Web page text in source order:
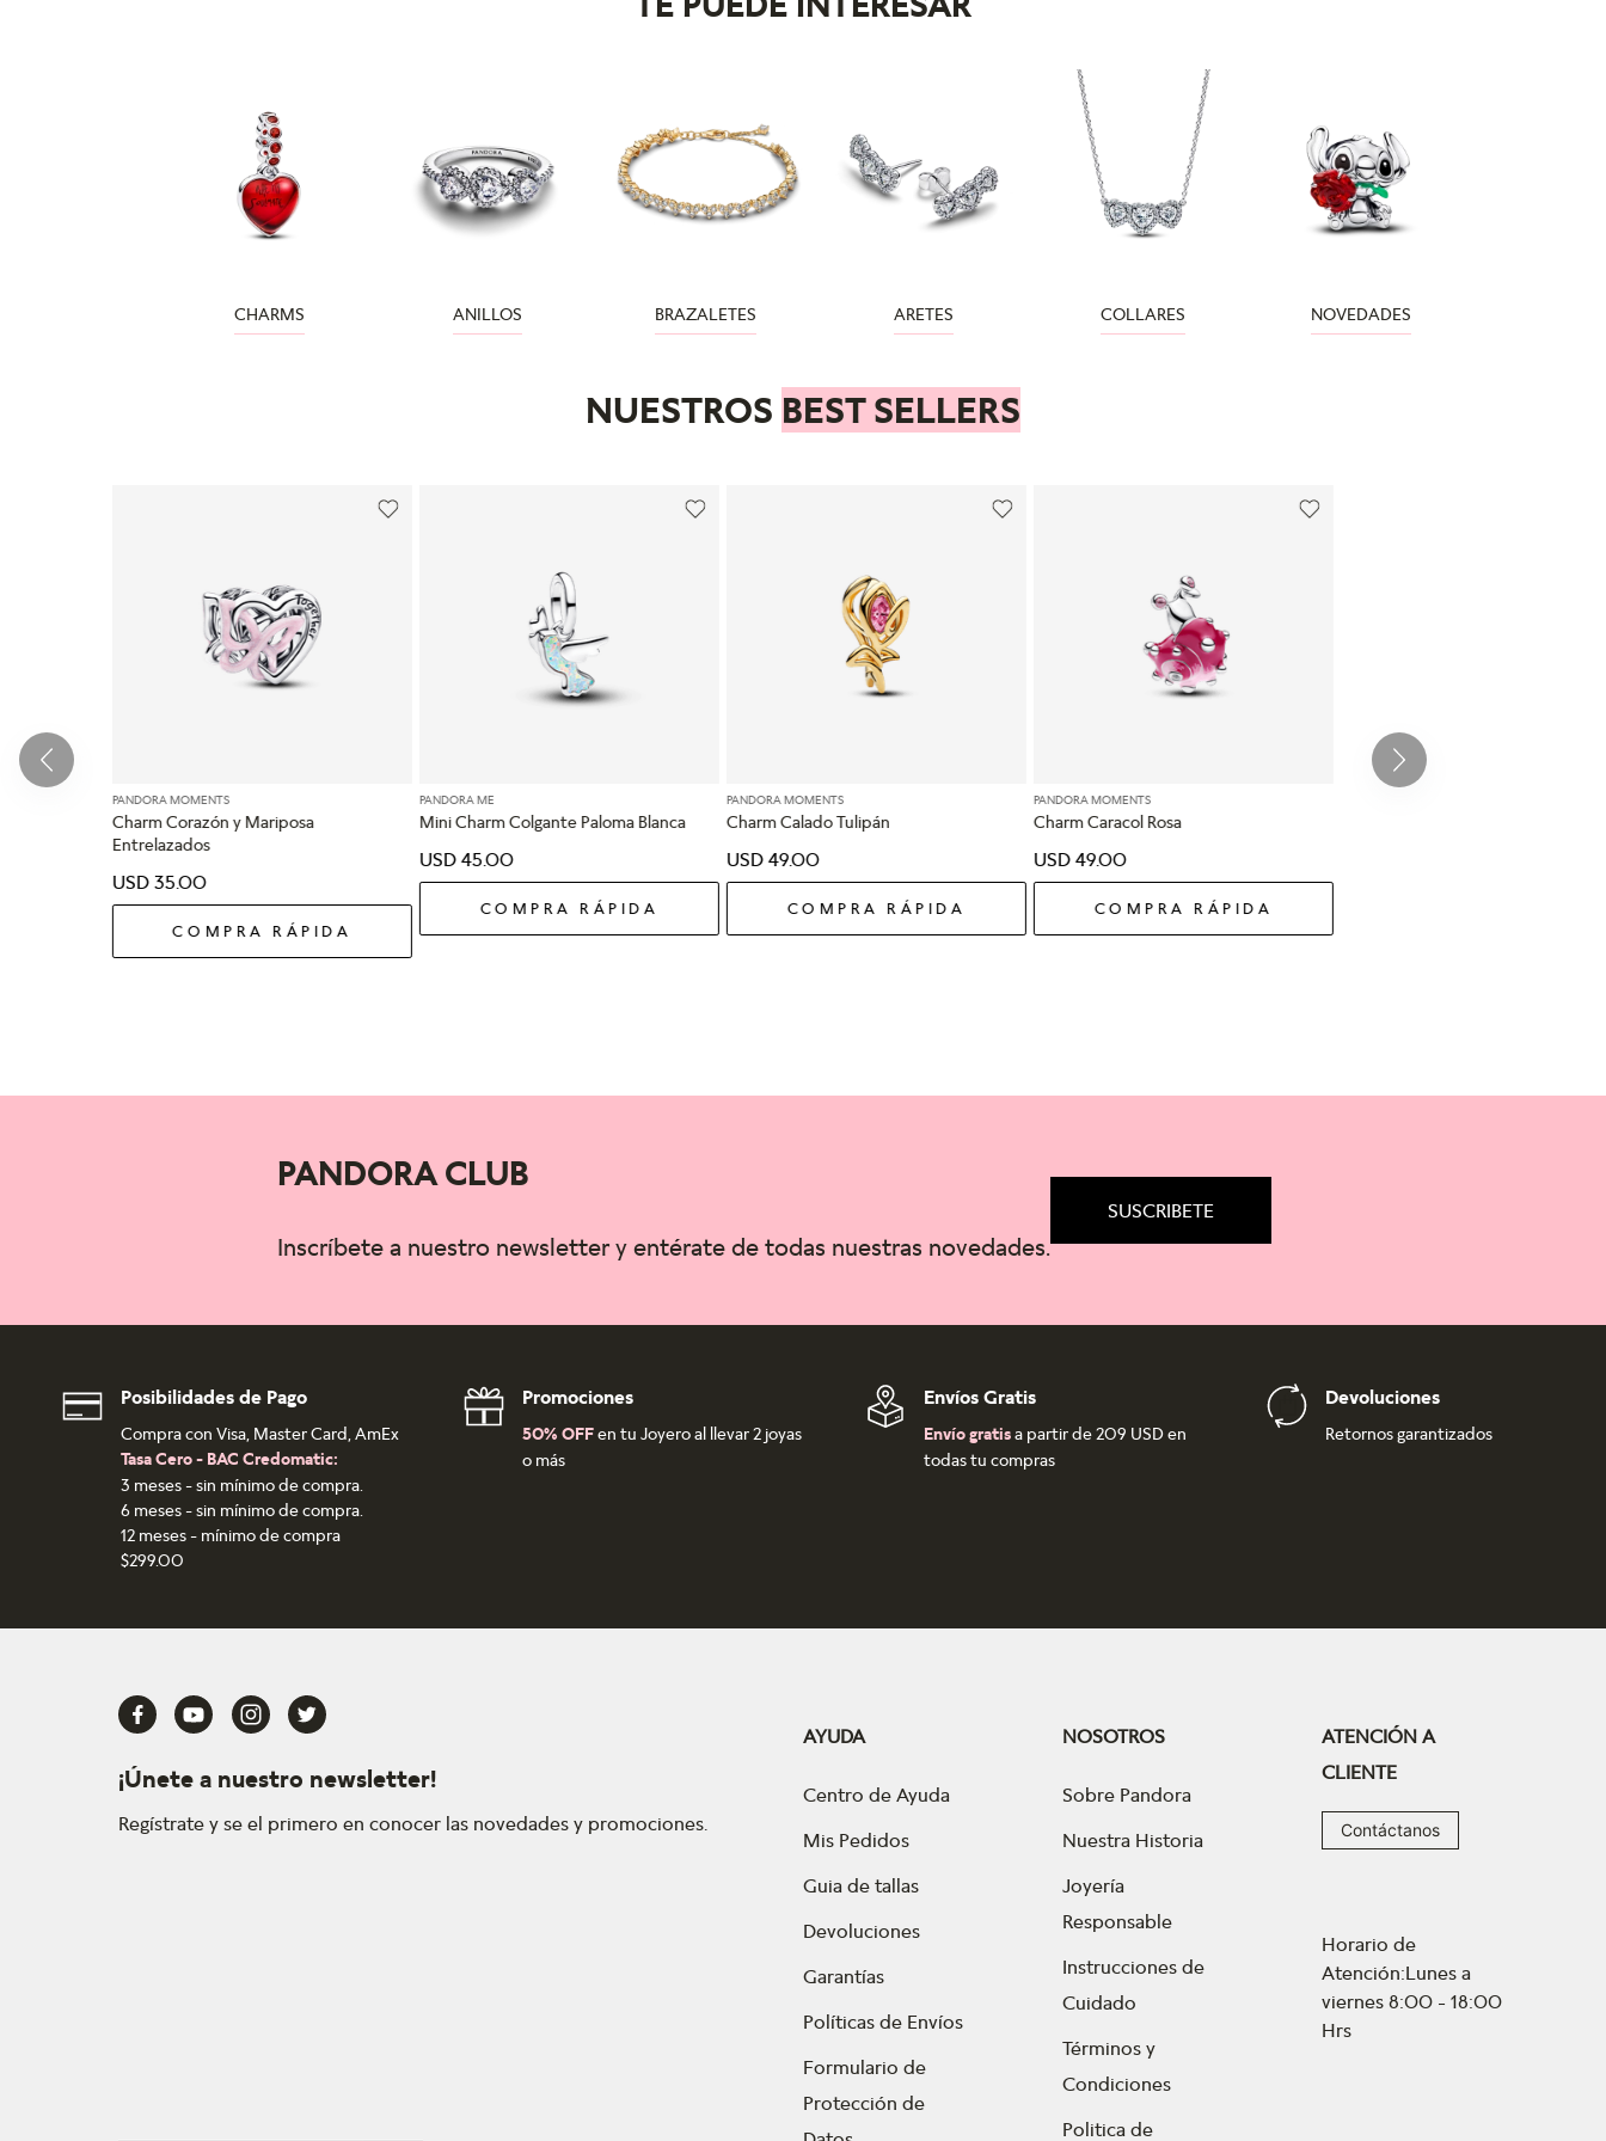
CHARMS ANILLOS BRAZALETES ARETES COLLARES NOVEDADES
NUESTROS BEST SELLERS
PANDORA MOMENTS
Charm Corazón y Mariposa
Entrelazados
USD 3500
COMPRA RÁPIDA
PANDORA ME
Mini Charm Colgante Paloma Blanca
USD 4500
COMPRA RÁPIDA
PANDORA MOMENTS
Charm Calado Tulipán
USD 49.00
COMPRA RÁPIDA
PANDORA MOMENTS
Charm Caracol Rosa
USD 49.00
COMPRA RÁPIDA
PANDORA CLUB
Inscríbete a nuestro newsletter y entérate de todas nuestras novedades.
SUSCRIBETE
Posibilidades de Pago
Compra con Visa, Master Card, AmEx
Tasa Cero - BAC Credomatic:
3 meses - sin mínimo de compra.
6 meses - sin mínimo de compra.
12 meses - mínimo de compra
$299.00
Promociones
50% OFFen tu Joyero al llevar 2 joyas
o más
Envíos Gratis
Envío gratisa partir de 209 USD en
todas tu compras
Devoluciones
Retornos garantizados
¡Únete a nuestro newsletter!
Regístrate y se el primero en conocer las novedades y promociones.
AYUDA
Centro de Ayuda
Mis Pedidos
Guia de tallas
Devoluciones
Garantías
Políticas de Envíos
Formulario de
Protección de
NOSOTROS
Sobre Pandora
Nuestra Historia
Joyería
Responsable
Instrucciones de
Cuidado
Términos y
Condiciones
Politica de
ATENCIÓN A
CLIENTE
Contáctanos
Horario de
Atención:Lunes a
viernes 8:00 - 18:00
Hrs